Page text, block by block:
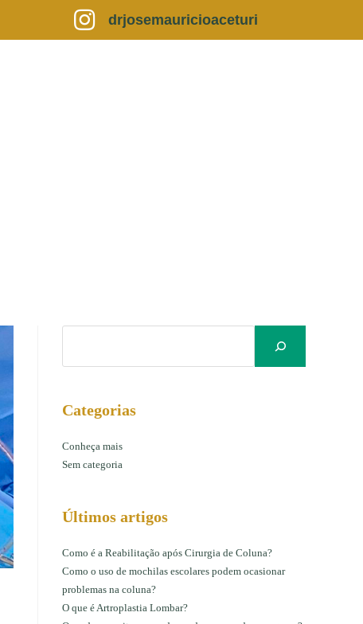
drjosemauricioaceturi
Categorias
Conheça mais
Sem categoria
Últimos artigos
Como é a Reabilitação após Cirurgia de Coluna?
Como o uso de mochilas escolares podem ocasionar
problemas na coluna?
O que é Artroplastia Lombar?